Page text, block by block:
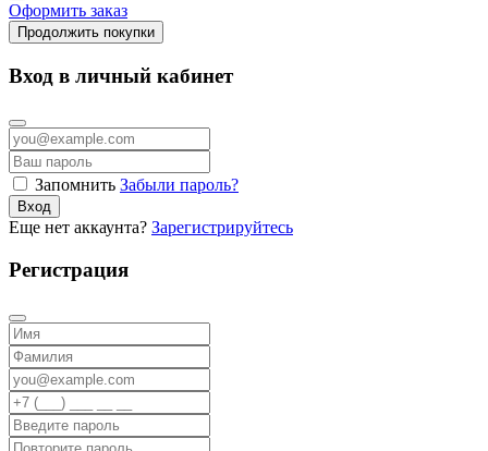
Оформить заказ
Продолжить покупки
Вход в личный кабинет
Запомнить Забыли пароль?
Вход
Еще нет аккаунта? Зарегистрируйтесь
Регистрация